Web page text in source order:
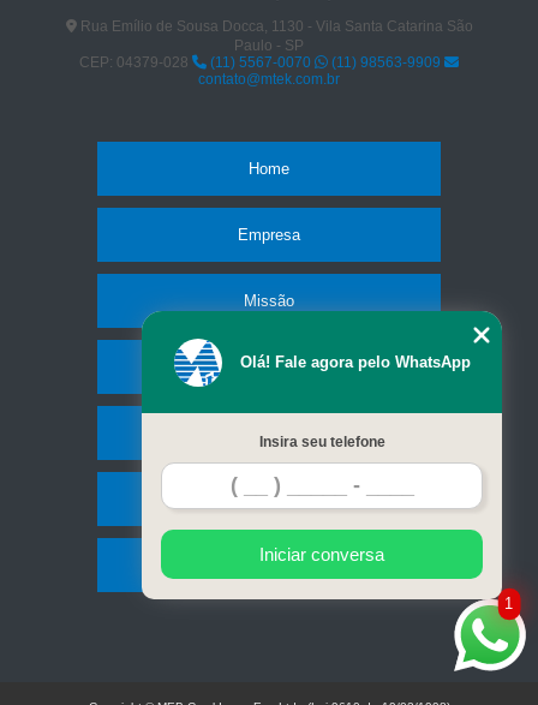
Rua Emílio de Sousa Docca, 1130 - Vila Santa Catarina São
Paulo - SP
CEP: 04379-028
(11) 5567-0070
(11) 98563-9909
contato@mtek.com.br
Home
Empresa
Missão
Produtos
Serviços
Contato
Mapa do site
1
Olá! Fale agora pelo WhatsApp
Insira seu telefone
Iniciar conversa